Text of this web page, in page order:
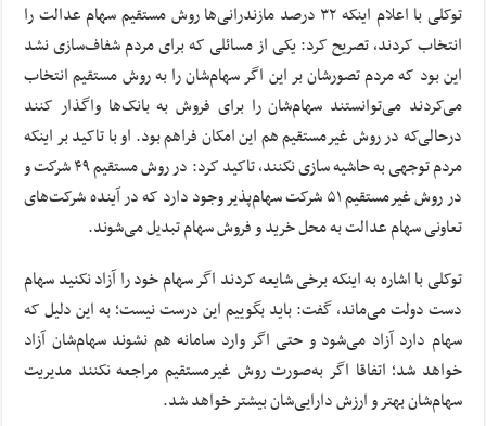
توکلی با اعلام اینکه ۳۲ درصد مازندرانی‌ها روش مستقیم سهام عدالت را
انتخاب کردند، تصریح کرد: یکی از مسائلی که برای مردم شفاف‌سازی نشد
این بود که مردم تصورشان بر این اگر سهام‌شان را به روش مستقیم انتخاب
می‌کردند می‌توانستند سهام‌شان را برای فروش به بانک‌ها واگذار کنند
درحالی‌که در روش غیرمستقیم هم این امکان فراهم بود. او با تاکید بر اینکه
مردم توجهی به حاشیه سازی نکنند، تاکید کرد: در روش مستقیم ۴۹ شرکت و
در روش غیرمستقیم ۵۱ شرکت سهام‌پذیر وجود دارد که در آینده شرکت‌های
تعاونی سهام عدالت به محل خرید و فروش سهام تبدیل می‌شوند.
توکلی با اشاره به اینکه برخی شایعه کردند اگر سهام خود را آزاد نکنید سهام
دست دولت می‌ماند، گفت: باید بگوییم این درست نیست؛ به این دلیل که
سهام دارد آزاد می‌شود و حتی اگر وارد سامانه هم نشوند سهام‌شان آزاد
خواهد شد؛ اتفاقا اگر به‌صورت روش غیرمستقیم مراجعه نکنند مدیریت
سهام‌شان بهتر و ارزش دارایی‌شان بیشتر خواهد شد.